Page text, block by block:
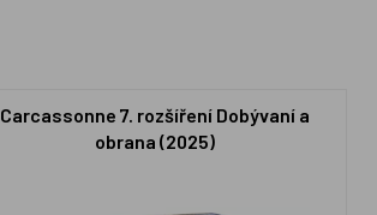
Carcassonne 7. rozšíření Dobývaní a
obrana (2025)